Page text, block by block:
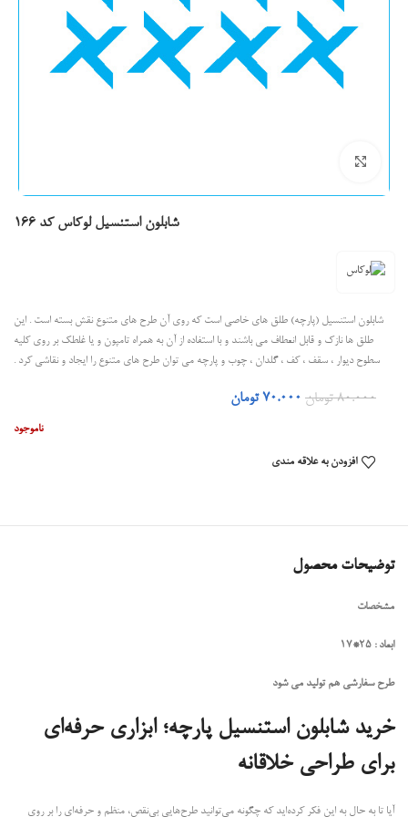
شابلون استنسیل لوکاس کد 166
شابلون استنسیل (پارچه) طلق های خاصی است که روی آن طرح های متنوع نقش بسته است . این
طلق ها نازک و قابل انعطاف می باشند و با استفاده از آن به همراه تامپون و یا غلطک بر روی کلیه
سطوح دیوار ، سقف ، کف ، گلدان ، چوب و پارچه می توان طرح های متنوع را ایجاد و نقاشی کرد .
80.000 تومان 70.000 تومان
ناموجود
افزودن به علاقه مندی
توضیحات محصول
مشخصات
ابعاد : 25*17
طرح سفارشی هم تولید می شود
خرید شابلون استنسیل پارچه؛ ابزاری حرفه‌ای
برای طراحی خلاقانه
آیا تا به حال به این فکر کرده‌اید که چگونه می‌توانید طرح‌هایی بی‌نقص، منظم و حرفه‌ای را بر روی